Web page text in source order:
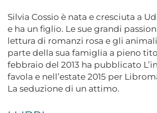
Silvia Cossio è nata e cresciuta a
e ha un figlio. Le sue grandi
lettura di romanzi rosa e gli
parte della sua famiglia a pieno
febbraio del 2013 ha pubblicato
favola e nell’estate 2015 per
La seduzione di un attimo.